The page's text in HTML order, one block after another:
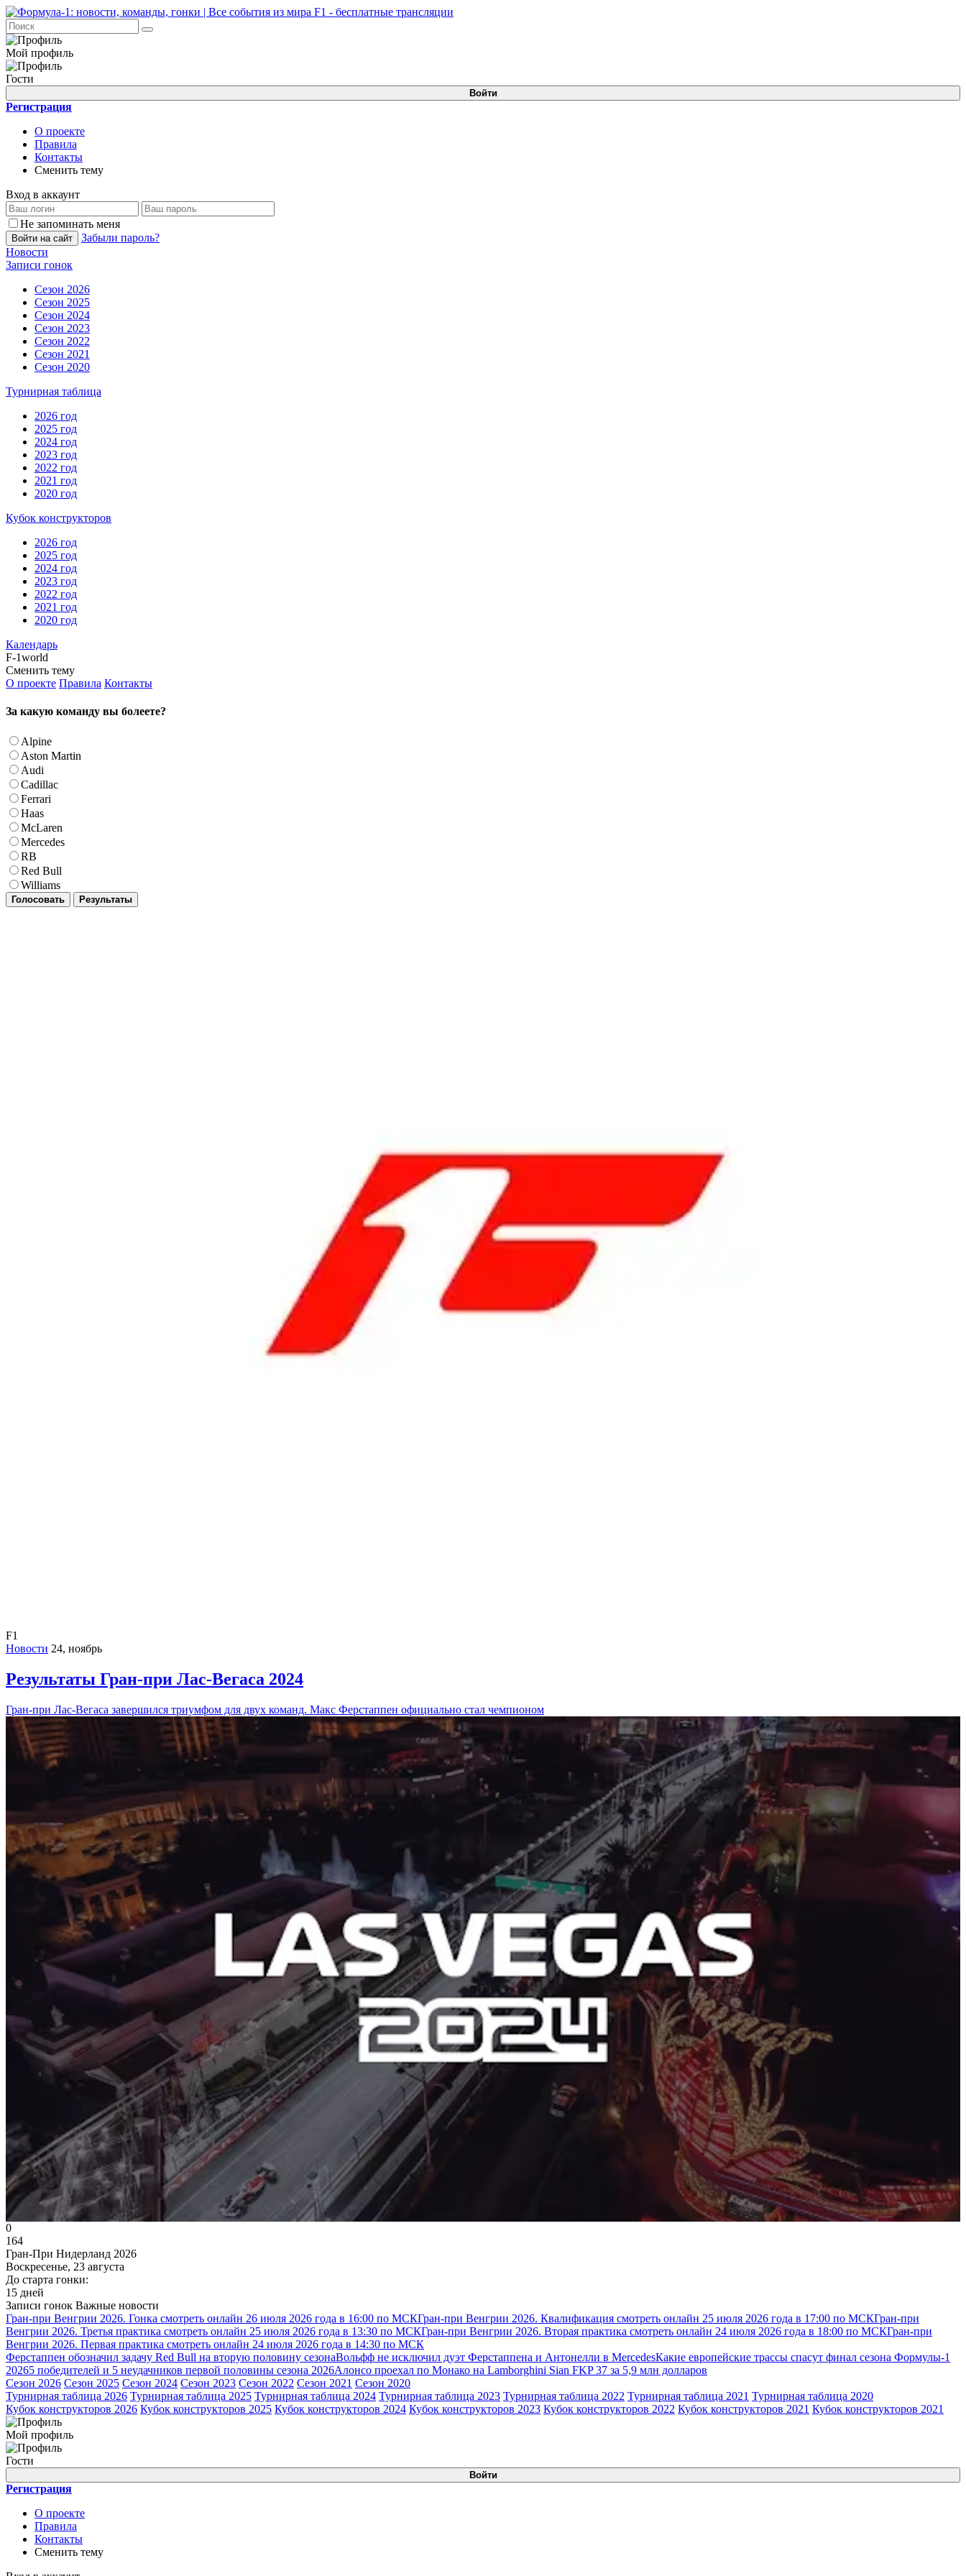
Мой профиль
Гости
Войти
Регистрация
О проекте
Правила
Контакты
Сменить тему
Вход в аккаунт
Не запоминать меня
Войти на сайт
Забыли пароль?
Новости
Записи гонок
Сезон 2026
Сезон 2025
Сезон 2024
Сезон 2023
Сезон 2022
Сезон 2021
Сезон 2020
Турнирная таблица
2026 год
2025 год
2024 год
2023 год
2022 год
2021 год
2020 год
Кубок конструкторов
2026 год
2025 год
2024 год
2023 год
2022 год
2021 год
2020 год
Календарь
F-1world
Сменить тему
О проекте Правила Контакты
За какую команду вы болеете?
Alpine
Aston Martin
Audi
Cadillac
Ferrari
Haas
McLaren
Mercedes
RB
Red Bull
Williams
Голосовать Результаты
F1
Новости 24, ноябрь
Результаты Гран-при Лас-Вегаса 2024
Гран-при Лас-Вегаса завершился триумфом для двух команд. Макс Ферстаппен официально стал чемпионом
0
164
Гран-При Нидерланд 2026
Воскресенье, 23 августа
До старта гонки:
15 дней
Записи гонок Важные новости
Гран-при Венгрии 2026. Гонка смотреть онлайн 26 июля 2026 года в 16:00 по МСКГран-при Венгрии 2026. Квалификация смотреть онлайн 25 июля 2026 года в 17:00 по МСКГран-при
Венгрии 2026. Третья практика смотреть онлайн 25 июля 2026 года в 13:30 по МСКГран-при Венгрии 2026. Вторая практика смотреть онлайн 24 июля 2026 года в 18:00 по МСКГран-при
Венгрии 2026. Первая практика смотреть онлайн 24 июля 2026 года в 14:30 по МСК
Ферстаппен обозначил задачу Red Bull на вторую половину сезонаВольфф не исключил дуэт Ферстаппена и Антонелли в MercedesКакие европейские трассы спасут финал сезона Формулы-1
20265 победителей и 5 неудачников первой половины сезона 2026Алонсо проехал по Монако на Lamborghini Sian FKP 37 за 5,9 млн долларов
Сезон 2026 Сезон 2025 Сезон 2024 Сезон 2023 Сезон 2022 Сезон 2021 Сезон 2020
Турнирная таблица 2026 Турнирная таблица 2025 Турнирная таблица 2024 Турнирная таблица 2023 Турнирная таблица 2022 Турнирная таблица 2021 Турнирная таблица 2020
Кубок конструкторов 2026 Кубок конструкторов 2025 Кубок конструкторов 2024 Кубок конструкторов 2023 Кубок конструкторов 2022 Кубок конструкторов 2021 Кубок конструкторов 2021
Мой профиль
Гости
Войти
Регистрация
О проекте
Правила
Контакты
Сменить тему